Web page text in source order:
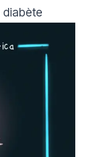
diabète